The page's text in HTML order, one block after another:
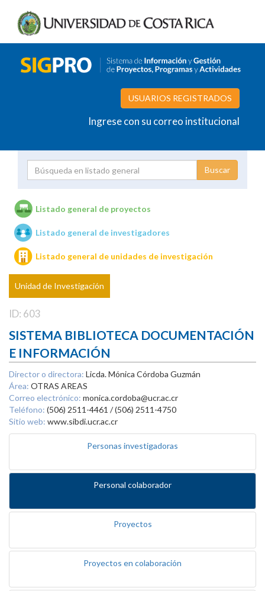
USUARIOS REGISTRADOS
Ingrese con su correo institucional
Unidades de investigación
Listado general de proyectos
Listado general de investigadores
Listado general de unidades de investigación
Unidad de Investigación
ID: 603
SISTEMA BIBLIOTECA DOCUMENTACIÓN
E INFORMACIÓN
Director o directora: Licda. Mónica Córdoba Guzmán
Área: OTRAS AREAS
Correo electrónico: monica.cordoba@ucr.ac.cr
Teléfono: (506) 2511-4461 / (506) 2511-4750
Sitio web: www.sibdi.ucr.ac.cr
Personas investigadoras
Personal colaborador
Proyectos
Proyectos en colaboración